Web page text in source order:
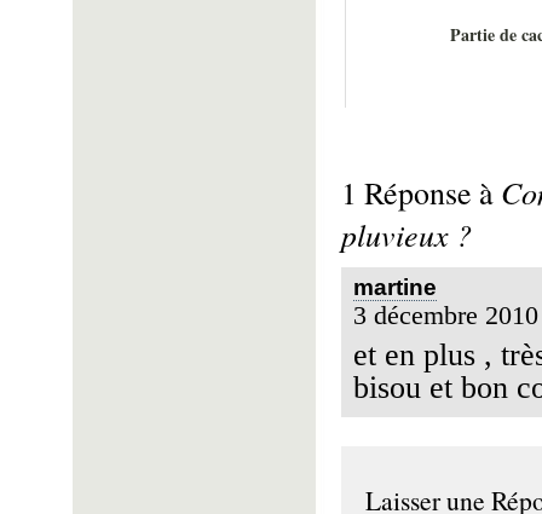
Partie de
1 Réponse à
pluvieux ?
martine
3 décembre
et en plus ,
bisou et bon
Laisser une